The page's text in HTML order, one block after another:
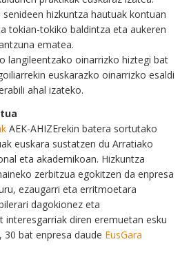
senideen hizkuntza hautuak kontuan
tokian-tokiko baldintza eta aukeren
ematea.
langileentzako oinarrizko hiztegi bat
euskarazko oinarrizko esaldi
ahal izateko.
AEK-AHIZErekin batera sortutako
euskara sustatzen du Arratiako
eta akademikoan. Hizkuntza
zerbitzua egokitzen da enpresa
ezaugarri eta erritmoetara
dagokionez eta
interesgarriak diren eremuetan esku
30 bat enpresa daude EusGara